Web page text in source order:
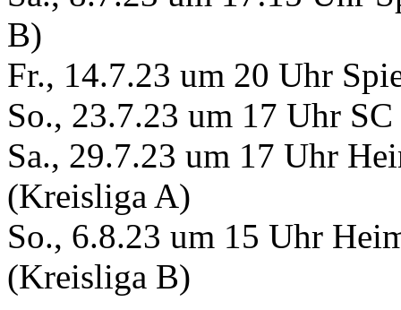
B)
Fr., 14.7.23 um 20 Uhr
So., 23.7.23 um 17 Uhr
Sa., 29.7.23 um 17 Uhr
(Kreisliga A)
So., 6.8.23 um 15 Uhr
(Kreisliga B)